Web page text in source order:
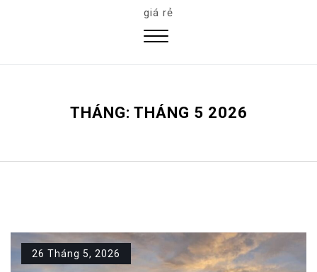
giá rẻ
THÁNG: THÁNG 5 2026
26 Tháng 5, 2026